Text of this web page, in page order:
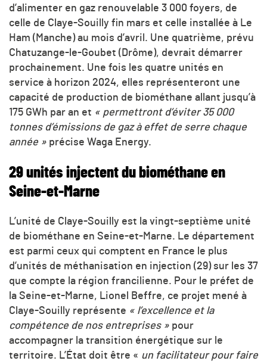
d’alimenter en gaz renouvelable 3 000 foyers, de
celle de Claye-Souilly fin mars et celle installée à Le
Ham (Manche) au mois d’avril. Une quatrième, prévu
Chatuzange-le-Goubet (Drôme), devrait démarrer
prochainement. Une fois les quatre unités en
service à horizon 2024, elles représenteront une
capacité de production de biométhane allant jusqu’à
175 GWh par an et « permettront d’éviter 35 000
tonnes d’émissions de gaz à effet de serre chaque
année » précise Waga Energy.
29 unités injectent du biométhane en
Seine-et-Marne
L’unité de Claye-Souilly est la vingt-septième unité
de biométhane en Seine-et-Marne. Le département
est parmi ceux qui comptent en France le plus
d’unités de méthanisation en injection (29) sur les 37
que compte la région francilienne. Pour le préfet de
la Seine-et-Marne, Lionel Beffre, ce projet mené à
Claye-Souilly représente « l’excellence et la
compétence de nos entreprises » pour
accompagner la transition énergétique sur le
territoire. L’État doit être « un facilitateur pour faire